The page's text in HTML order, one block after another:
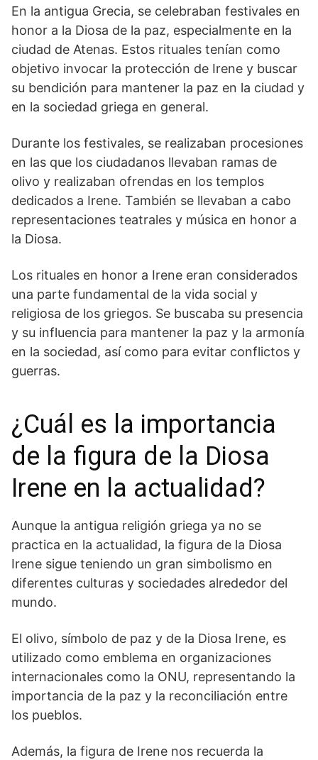
En la antigua Grecia, se celebraban festivales en
honor a la Diosa de la paz, especialmente en la
ciudad de Atenas. Estos rituales tenían como
objetivo invocar la protección de Irene y buscar
su bendición para⁣ mantener la paz en la ciudad y
en la sociedad griega en general.
Durante los festivales, se ⁣realizaban procesiones
en las que los ciudadanos llevaban ramas de
⁣olivo y realizaban ofrendas en los templos
dedicados ‌a Irene. También se llevaban a cabo
representaciones teatrales y música en honor a
la Diosa.
Los rituales en honor‌ a Irene eran considerados
una parte ‌fundamental de la vida social y⁢
religiosa de los griegos. Se buscaba su presencia‌
y su influencia para mantener la paz y la armonía
en la sociedad, así como para evitar conflictos‍ y
guerras.
¿Cuál es la importancia
de la figura de la Diosa
Irene en la‍ actualidad?
Aunque la antigua religión griega ya no ⁣se‌
practica en la actualidad, la figura de la Diosa
Irene sigue teniendo un⁢ gran simbolismo en
diferentes culturas y sociedades alrededor del
mundo.
El olivo, símbolo de paz y de la Diosa Irene, es
utilizado como emblema en organizaciones
internacionales como la ONU, representando la
importancia de la paz y la reconciliación entre
los pueblos.
Además, la figura de Irene ⁣nos recuerda la